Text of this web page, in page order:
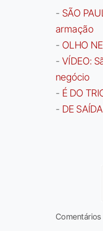
- SÃO
armação
- OLHO
- VÍDEO:
negócio
- É DO
- DE
Comentários